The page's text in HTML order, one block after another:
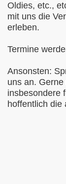
Oldies, etc.,
mit uns die
erleben.
Termine
Ansonsten:
uns an.
insbesondere
hoffentlich die